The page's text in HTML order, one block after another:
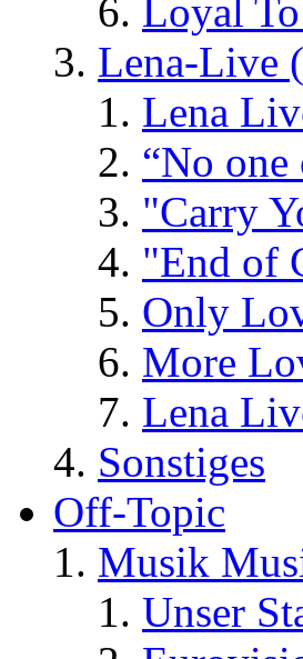
Loyal
Lena-Live
Lena
“No one
"Carry
"End of
Only
More
Lena
Sonstiges
Off-Topic
Musik
Unser